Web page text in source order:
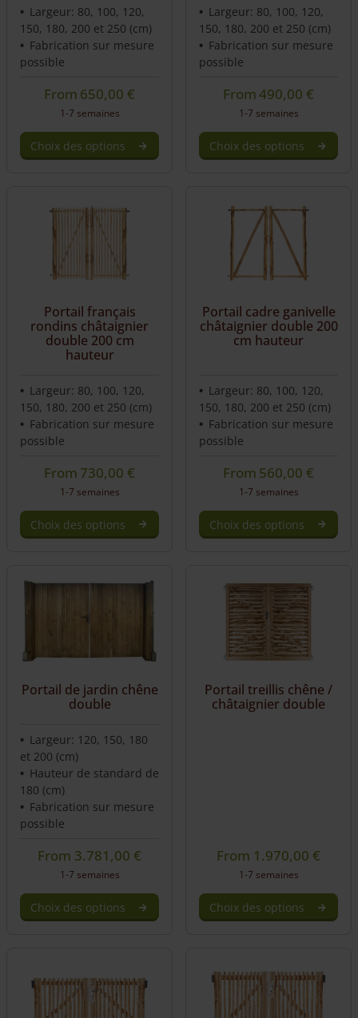
Largeur: 80, 100, 120,
150, 180, 200 et 250 (cm)
Fabrication sur mesure
possible
From 650,00€
1-7 semaines
Choix des options
Largeur: 80, 100, 120,
150, 180, 200 et 250 (cm)
Fabrication sur mesure
possible
From490,00€
1-7 semaines
Choix des options
Portail français
rondins châtaignier
double 200 cm
hauteur
Largeur: 80, 100, 120,
150, 180, 200 et 250 (cm)
Fabrication sur mesure
possible
From 730,00€
1-7 semaines
Choix des options
Portail cadre ganivelle
châtaignier double 200
cm hauteur
Largeur: 80, 100, 120,
150, 180, 200 et 250 (cm)
Fabrication sur mesure
possible
From 560,00€
1-7 semaines
Choix des options
Portail de jardin chêne
double
Largeur: 120, 150, 180
et 200 (cm)
Hauteur de standard de
180 (cm)
Fabrication sur mesure
possible
From 3.781,00 €
1-7 semaines
Choix des options
Portail treillis chêne /
châtaignier double
From 1.970,00 €
1-7 semaines
Choix des options